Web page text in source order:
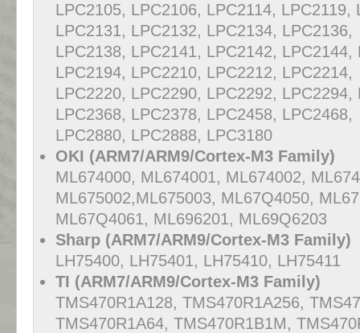
LPC2105, LPC2106, LPC2114, LPC2119,
LPC2131, LPC2132, LPC2134, LPC2136,
LPC2138, LPC2141, LPC2142, LPC2144,
LPC2194, LPC2210, LPC2212, LPC2214,
LPC2220, LPC2290, LPC2292, LPC2294,
LPC2368, LPC2378, LPC2458, LPC2468,
LPC2880, LPC2888, LPC3180
OKI (ARM7/ARM9/Cortex-M3 Family)
ML674000, ML674001, ML674002,
ML675002,ML675003, ML67Q4050,
ML67Q4061, ML696201, ML69Q6203
Sharp (ARM7/ARM9/Cortex-M3 Family)
LH75400, LH75401, LH75410, LH75411
TI (ARM7/ARM9/Cortex-M3 Family)
TMS470R1A128, TMS470R1A256,
TMS470R1A64, TMS470R1B1M,